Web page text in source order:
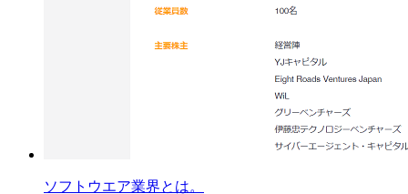
ソフトウエア業界とは。